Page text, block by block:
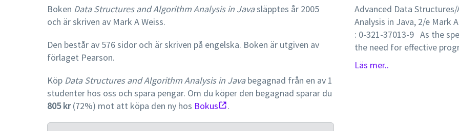
Boken Data Structures and Algorithm Analysis in Javasläpptes år 2005
och är skriven av Mark A Weiss.
Den består av 576 sidor och är skriven på engelska. Boken är utgiven av
förlaget Pearson.
Köp Data Structures and Algorithm Analysis in Javabegagnad från en av 1
studenter hos oss och spara pengar. Om du köper den begagnad sparar du
805 kr(72%) mot att köpa den ny hos Bokus .
Advanced Data
Analysis in Java, 2/e Mark
: 0-321-37013-9 As the
the need for effective
Weiss approaches these
Läs mer..